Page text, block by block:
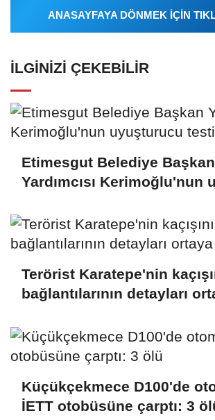
ANASAYFAYA DÖNMEK İÇİN
İLGINIZI ÇEKEBILIR
Etimesgut Belediye Başkan
Yardımcısı Kerimoğlu'nun
Terörist Karatepe'nin
bağlantılarının detayları
Küçükçekmece D100'de
İETT otobüsüne çarptı: 3